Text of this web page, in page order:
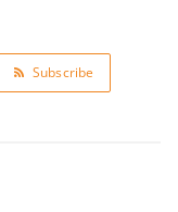
Subscribe